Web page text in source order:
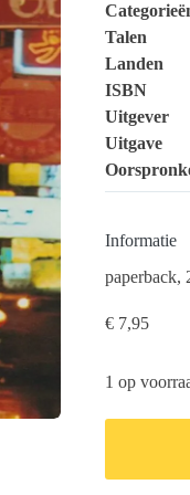
Talen
Landen
ISBN
Uitgever
Uitgave
Informatie
paperback,
€ 7,95
1 op